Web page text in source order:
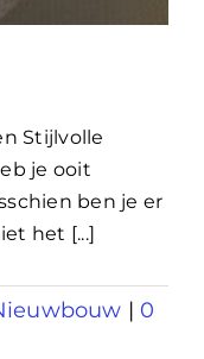
Stijlvolle
je ooit
ben je er
het [...]
| 0